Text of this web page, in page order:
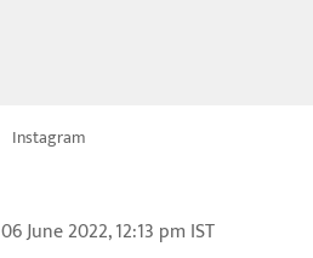
Instagram
06 June 2022, 12:13 pm IST